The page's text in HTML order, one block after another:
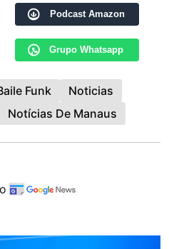
Podcast Amazon
Grupo Whatsapp
Funk
Noticias
Notícias De Manaus